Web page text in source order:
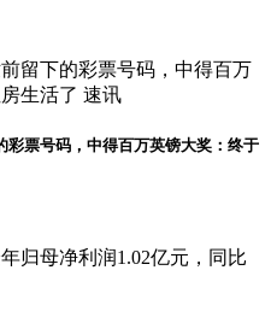
彩票号码，中得百万英镑大奖：终于